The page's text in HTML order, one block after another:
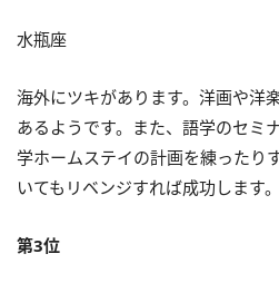
水瓶座
海外にツキがあります。洋画や洋
あるようです。また、語学のセミ
学ホームステイの計画を練ったり
いてもリベンジすれば成功します。
第3位